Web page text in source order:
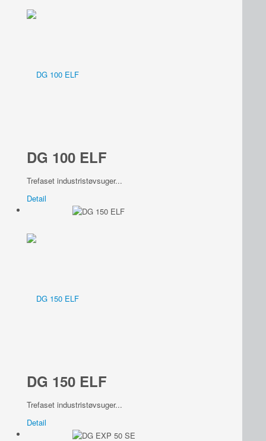
DG 100 ELF
Trefaset industristøvsuger...
Detail
DG 150 ELF
Trefaset industristøvsuger...
Detail